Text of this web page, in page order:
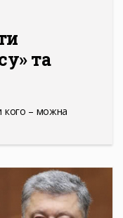
та
кого – можна